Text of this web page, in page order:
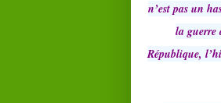
n’est pas un
la guerre
République,